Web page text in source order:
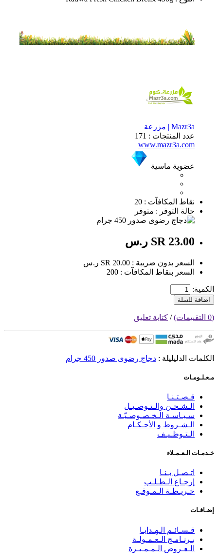
Mazr3a | مزرعة
عدد المنتجات : 171
www.mazr3a.com
عضوية ماسية
نقاط المكافآت : 20
حالة التوفر : متوفر
SR 23.00 ر.س
السعر بدون ضريبة : SR 20.00 ر.س
السعر بنقاط المكافآت : 200
الكمية:
اضافة للسلة
(0 التقييمات) / كتابة تعليق
الكلمات الدليليلة : دجاج رضوى صدور 450 جرام
مـعـلـومـات
قـصـتـنـا
الـشـحـن والـتـوصـيـل
سـيـاسـة الـخـصـوصـيّـة
الـشـروط و الأحـكـام
الـتـوظـيـف
خـدمـات الـعـمـلاء
اتـصـل بـنـا
إرجـاع الـطـلـب
خـريـطـة الـمـوقـع
إضـافـات
قـسـائـم الـهـدايـا
بـرنـامـج الـعـمـولـة
الـعـروض الـمـمـيـزة